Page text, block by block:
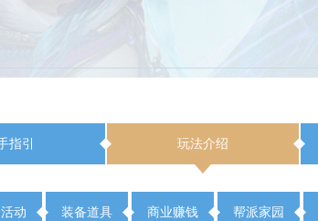
指引 玩法介绍
动 装备道具 商业赚钱 帮派家园